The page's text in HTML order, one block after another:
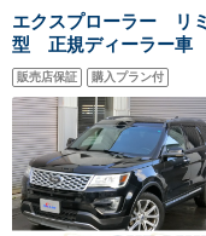
エクスプローラー リ
型 正規ディーラー車
ート
販売店保証 購入プラン付